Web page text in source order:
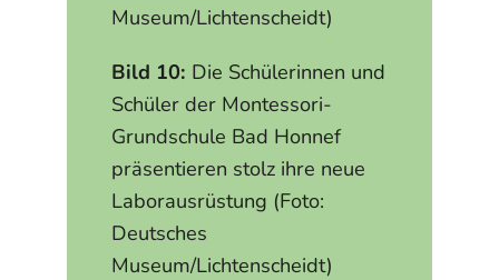
Museum/Lichtenscheidt)
Bild 10: Die Schülerinnen und
Schüler der Montessori-
Grundschule Bad Honnef
präsentieren stolz ihre neue
Laborausrüstung (Foto:
Deutsches
Museum/Lichtenscheidt)